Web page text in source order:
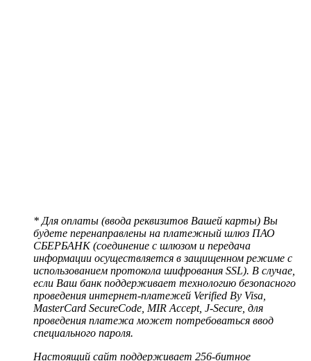
* Для оплаты (ввода реквизитов Вашей карты) Вы
будете перенаправлены на платежный шлюз ПАО
СБЕРБАНК (соединение с шлюзом и передача
информации осуществляется в защищенном режиме с
использованием протокола шифрования SSL). В случае,
если Ваш банк поддерживает технологию безопасного
проведения интернет-платежей Verified By Visa,
MasterCard SecureCode, MIR Accept, J-Secure, для
проведения платежа может потребоваться ввод
специального пароля.
Настоящий сайт поддерживает 256-битное